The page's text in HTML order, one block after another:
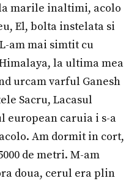
marile inaltimi, acolo
El, bolta instelata si
am mai simtit cu
la ultima mea
urcam varful Ganesh
Sacru, Lacasul
european caruia i s-a
Am dormit in cort,
de metri. M-am
doua, cerul era plin